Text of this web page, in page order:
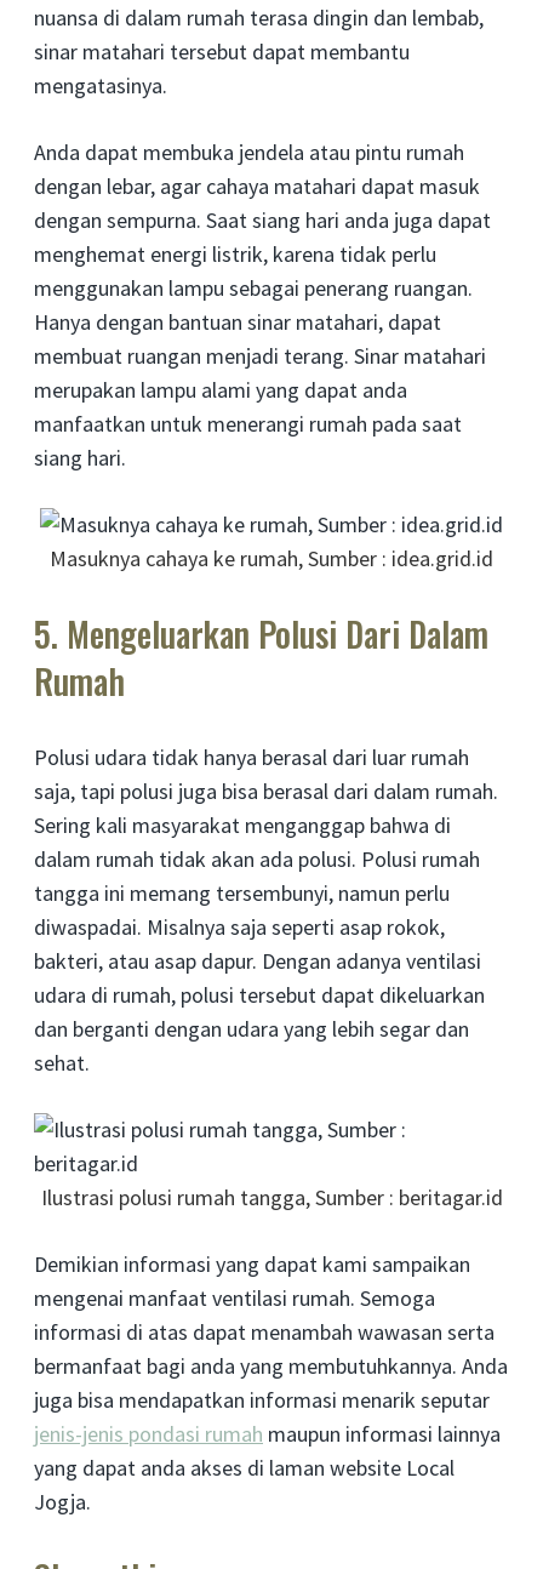
nuansa di dalam rumah terasa dingin dan lembab,
sinar matahari tersebut dapat membantu
mengatasinya.
Anda dapat membuka jendela atau pintu rumah
dengan lebar, agar cahaya matahari dapat masuk
dengan sempurna. Saat siang hari anda juga dapat
menghemat energi listrik, karena tidak perlu
menggunakan lampu sebagai penerang ruangan.
Hanya dengan bantuan sinar matahari, dapat
membuat ruangan menjadi terang. Sinar matahari
merupakan lampu alami yang dapat anda
manfaatkan untuk menerangi rumah pada saat
siang hari.
Masuknya cahaya ke rumah, Sumber : idea.grid.id
5. Mengeluarkan Polusi Dari Dalam
Rumah
Polusi udara tidak hanya berasal dari luar rumah
saja, tapi polusi juga bisa berasal dari dalam rumah.
Sering kali masyarakat menganggap bahwa di
dalam rumah tidak akan ada polusi. Polusi rumah
tangga ini memang tersembunyi, namun perlu
diwaspadai. Misalnya saja seperti asap rokok,
bakteri, atau asap dapur. Dengan adanya ventilasi
udara di rumah, polusi tersebut dapat dikeluarkan
dan berganti dengan udara yang lebih segar dan
sehat.
Ilustrasi polusi rumah tangga, Sumber : beritagar.id
Demikian informasi yang dapat kami sampaikan
mengenai manfaat ventilasi rumah. Semoga
informasi di atas dapat menambah wawasan serta
bermanfaat bagi anda yang membutuhkannya. Anda
juga bisa mendapatkan informasi menarik seputar
jenis-jenis pondasi rumah maupun informasi lainnya
yang dapat anda akses di laman website Local
Jogja.